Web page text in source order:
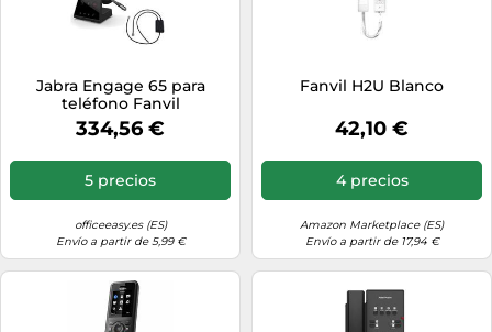
Jabra Engage 65 para
teléfono Fanvil
334,56 €
5 precios
officeeasy.es (ES)
Envío a partir de 5,99 €
Fanvil H2U Blanco
42,10 €
4 precios
Amazon Marketplace (ES)
Envío a partir de 17,94 €